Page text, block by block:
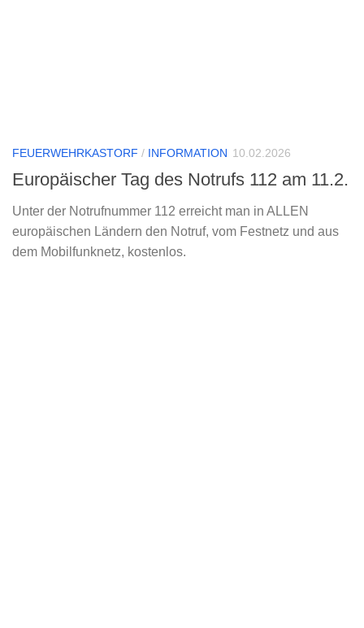
FEUERWEHRKASTORF / INFORMATION 10.02.2026
Europäischer Tag des Notrufs 112 am 11.2.
Unter der Notrufnummer 112 erreicht man in ALLEN
europäischen Ländern den Notruf, vom Festnetz und aus
dem Mobilfunknetz, kostenlos.